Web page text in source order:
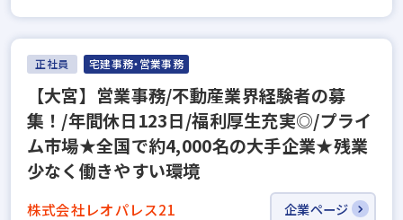
正社員 宅建事務・営業事務
【大宮】営業事務/不動産業界経験者の募
集！/年間休日123日/福利厚生充実◎/プライ
ム市場★全国で約4,000名の大手企業★残業
少なく働きやすい環境
株式会社レオパレス21 企業ページ